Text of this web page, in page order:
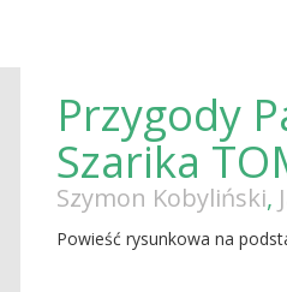
Przygody
Szarika
Szymon Kobyliński,
Powieść rysunkowa na